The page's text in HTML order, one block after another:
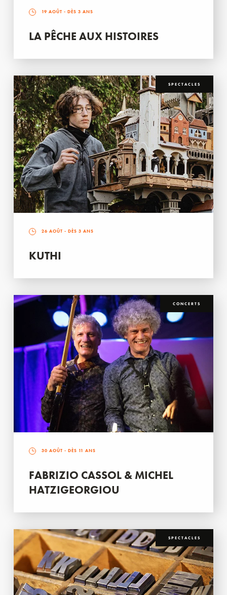
19 AOÛT - DÈS 3 ANS
LA PÊCHE AUX HISTOIRES
SPECTACLES
26 AOÛT - DÈS 3 ANS
KUTHI
CONCERTS
30 AOÛT - DÈS 11 ANS
FABRIZIO CASSOL & MICHEL
HATZIGEORGIOU
SPECTACLES